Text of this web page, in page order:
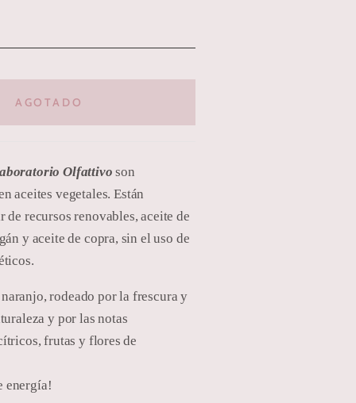
AGOTADO
Olfattivo son
aceites vegetales. Están
de recursos renovables, aceite de
y aceite de copra, sin el uso de
rodeado por la frescura y
y por las notas
frutas y flores de
energía!